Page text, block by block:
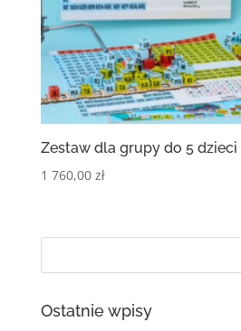
Zestaw dla grupy do 5 dzieci
1 760,00 zł
Ostatnie wpisy